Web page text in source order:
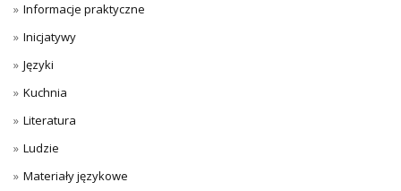
Informacje praktyczne
Inicjatywy
Języki
Kuchnia
Literatura
Ludzie
Materiały językowe